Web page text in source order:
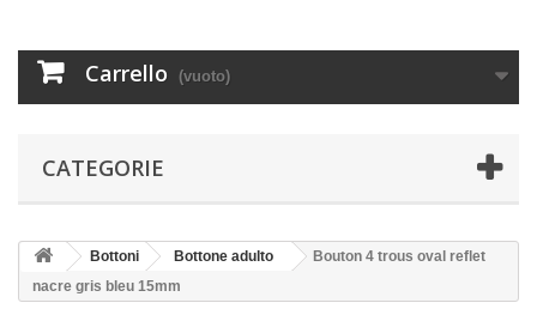
Carrello (vuoto)
CATEGORIE
Bottoni Bottone adulto
Bouton 4 trous oval reflet
nacre gris bleu 15mm